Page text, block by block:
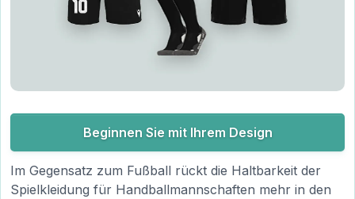
Beginnen Sie mit Ihrem Design
Im Gegensatz zum Fußball rückt die Haltbarkeit der
Spielkleidung für Handballmannschaften mehr in den